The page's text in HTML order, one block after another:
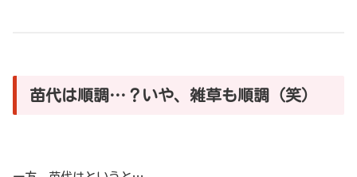
苗代は順調…？いや、雑草も順調（笑）